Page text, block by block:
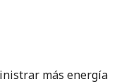
más energía